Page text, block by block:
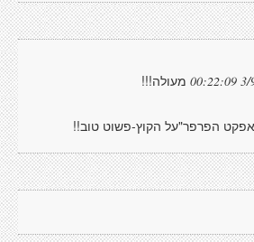
3/9/ מעולה!!!
הפרפר"על הקוץ-פשוט טוב!!